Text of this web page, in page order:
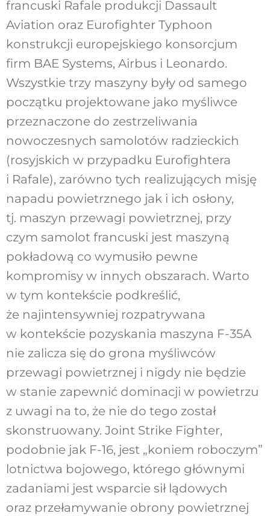
francuski Rafale produkcji Dassault
Aviation oraz Eurofighter Typhoon
konstrukcji europejskiego konsorcjum
firm BAE Systems, Airbus i Leonardo.
Wszystkie trzy maszyny były od samego
początku projektowane jako myśliwce
przeznaczone do zestrzeliwania
nowoczesnych samolotów radzieckich
(rosyjskich w przypadku Eurofightera
i Rafale), zarówno tych realizujących misję
napadu powietrznego jak i ich osłony,
tj. maszyn przewagi powietrznej, przy
czym samolot francuski jest maszyną
pokładową co wymusiło pewne
kompromisy w innych obszarach. Warto
w tym kontekście podkreślić,
że najintensywniej rozpatrywana
w kontekście pozyskania maszyna F-35A
nie zalicza się do grona myśliwców
przewagi powietrznej i nigdy nie będzie
w stanie zapewnić dominacji w powietrzu
z uwagi na to, że nie do tego został
skonstruowany. Joint Strike Fighter,
podobnie jak F-16, jest „koniem roboczym”
lotnictwa bojowego, którego głównymi
zadaniami jest wsparcie sił lądowych
oraz przełamywanie obrony powietrznej